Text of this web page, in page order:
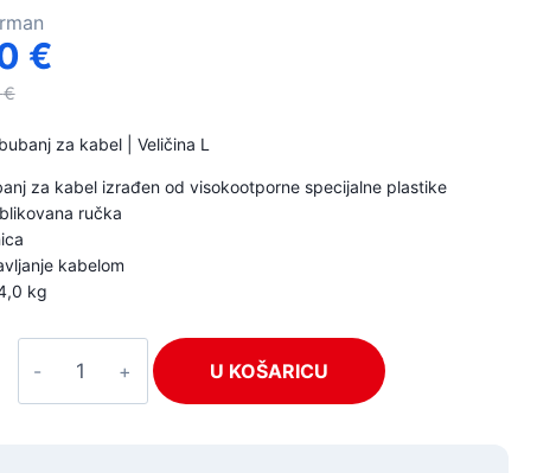
€
€
za kabel | Veličina L
za kabel izrađen od visokootporne specijalne plastike
ručka
kabelom
kg
U KOŠARICU